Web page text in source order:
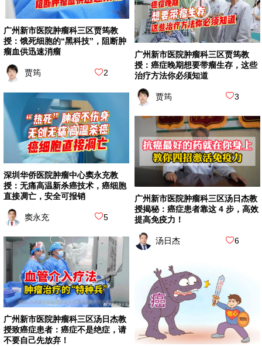
广州新市医院肿瘤科三区贾筠教
授：饿死细胞的“黑科技”，阻断肿
瘤血供迅速消瘤
贾筠 2
深圳华侨医院肿瘤中心窦永充教
授：无痛高温新杀癌技术，癌细胞
直接凋亡，安全可报销
窦永充 5
广州新市医院肿瘤科三区汤日杰教
授致癌症患者：癌症不是绝症，请
不要自己先放弃！
广州新市医院肿瘤科三区贾筠教
授：癌症晚期想要带瘤生存，这些
治疗方法你必须知道
贾筠 3
广州新市医院肿瘤科三区汤日杰教
授揭秘：癌症患者靠这 4 步，高效
提高免疫力！
汤日杰 6